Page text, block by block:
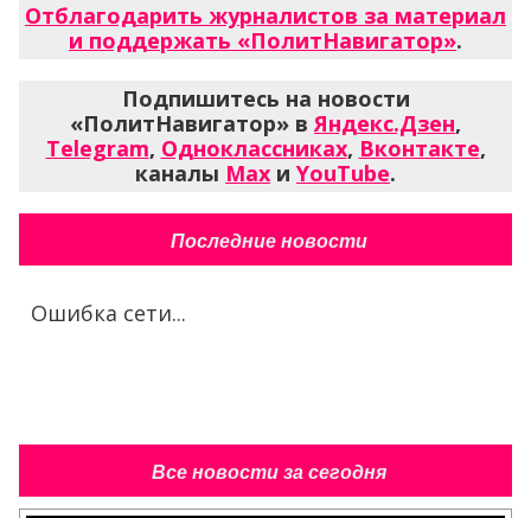
Отблагодарить журналистов за материал
и поддержать «ПолитНавигатор».
Подпишитесь на новости
«ПолитНавигатор» вЯндекс.Дзен,
Telegram, Одноклассниках, Вконтакте,
каналы Max и YouTube.
Последние новости
Ошибка сети...
Все новости за сегодня